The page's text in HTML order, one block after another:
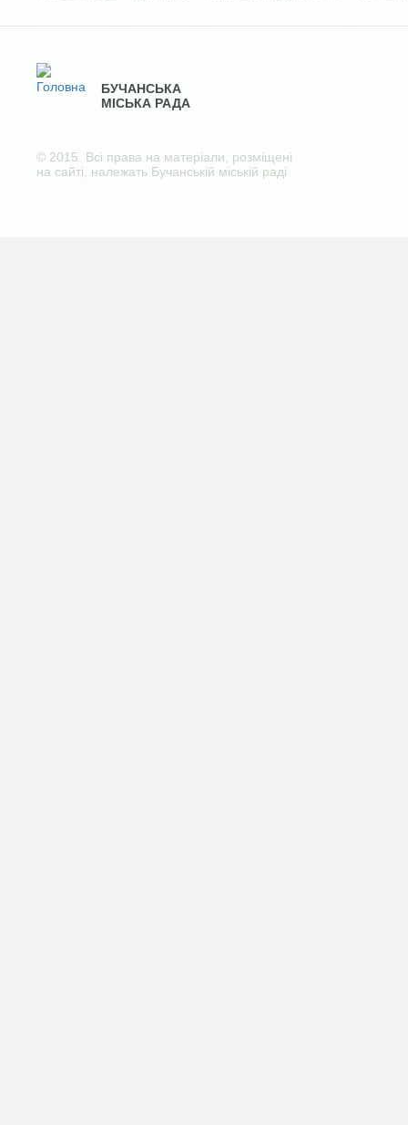
БУЧАНСЬКА
МІСЬКА РАДА
© 2015. Всі права на матеріали, розміщені
на сайті, належать Бучанській міській раді